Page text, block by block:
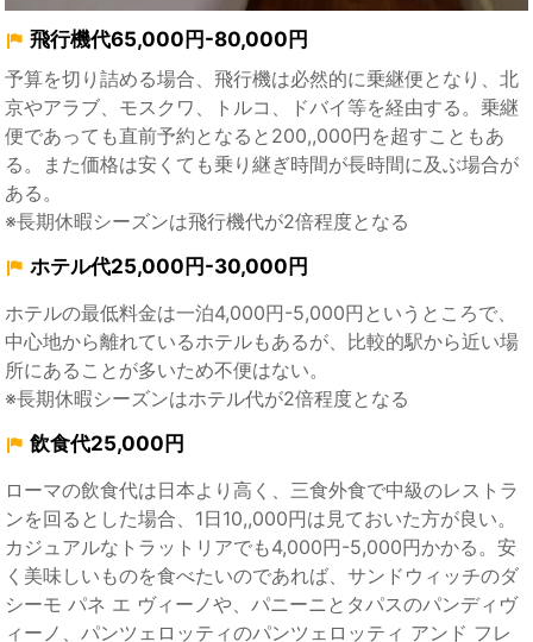
飛行機代65,000円-80,000円
予算を切り詰める場合、飛行機は必然的に乗継便となり、北
京やアラブ、モスクワ、トルコ、ドバイ等を経由する。乗継
便であっても直前予約となると200,,000円を超すこともあ
る。また価格は安くても乗り継ぎ時間が長時間に及ぶ場合が
ある。
※長期休暇シーズンは飛行機代が2倍程度となる
ホテル代25,000円-30,000円
ホテルの最低料金は一泊4,000円-5,000円というところで、
中心地から離れているホテルもあるが、比較的駅から近い場
所にあることが多いため不便はない。
※長期休暇シーズンはホテル代が2倍程度となる
飲食代25,000円
ローマの飲食代は日本より高く、三食外食で中級のレストラ
ンを回るとした場合、1日10,,000円は見ておいた方が良い。
カジュアルなトラットリアでも4,000円-5,000円かかる。安
く美味しいものを食べたいのであれば、サンドウィッチのダ
シーモ パネ エ ヴィーノや、パニーニとタパスのパンディヴ
ィーノ、パンツェロッティのパンツェロッティ アンド フレ